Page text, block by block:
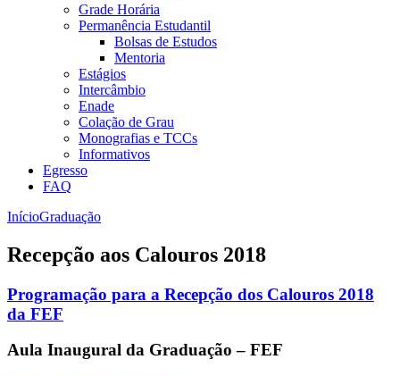
Grade Horária
Permanência Estudantil
Bolsas de Estudos
Mentoria
Estágios
Intercâmbio
Enade
Colação de Grau
Monografias e TCCs
Informativos
Egresso
FAQ
InícioGraduação
Recepção aos Calouros 2018
Programação para a Recepção dos Calouros 2018
da FEF
Aula Inaugural da Graduação – FEF